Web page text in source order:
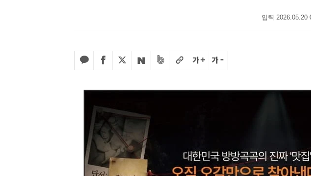
입력 2026.05.20